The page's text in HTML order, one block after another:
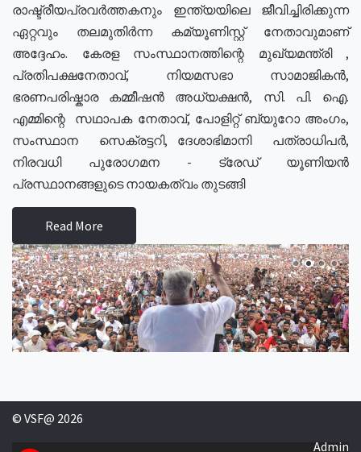
രാഷ്ട്രീയപ്രവർത്തകനും ഇന്ത്യയിലെ ജീവിച്ചിരിക്കുന്ന
ഏറ്റവും തലമുതിർന്ന കമ്യൂണിസ്റ്റ് നേതാവുമാണ്
അദ്ദേഹം. കേരള സംസ്ഥാനത്തിന്റെ മുഖ്യമന്ത്രി ,
പ്രതിപക്ഷനേതാവ്, നിയമസഭാ സാമാജികൻ,
ഭരണപരിഷ്കാര കമ്മീഷൻ അധ്യക്ഷൻ, സി. പി. ഐ.
എമ്മിന്റെ സഥാപക നേതാവ്, പോളിറ്റ് ബ്യുറോ അംഗം,
സംസ്ഥാന സെക്രട്ടറി, ദേശാഭിമാനി പത്രാധിപർ,
നിരവധി പുരോഗമന - ട്രേഡ് യൂണിയൻ
പ്രസ്ഥാനങ്ങളുടെ നായകത്വം തുടങ്ങി
Read More
© VSF@ 2026
Admin